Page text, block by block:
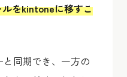
をkintoneに移すこ
同期でき、一方の